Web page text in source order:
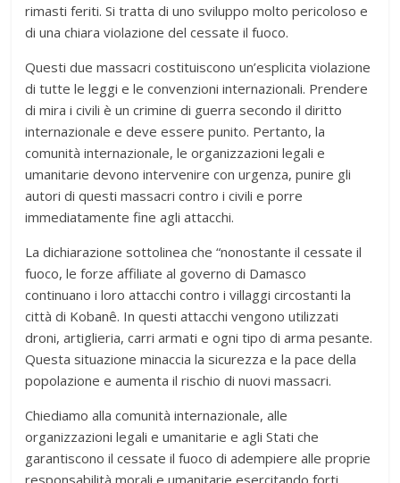
rimasti feriti. Si tratta di uno sviluppo molto pericoloso e
di una chiara violazione del cessate il fuoco.
Questi due massacri costituiscono un’esplicita violazione
di tutte le leggi e le convenzioni internazionali. Prendere
di mira i civili è un crimine di guerra secondo il diritto
internazionale e deve essere punito. Pertanto, la
comunità internazionale, le organizzazioni legali e
umanitarie devono intervenire con urgenza, punire gli
autori di questi massacri contro i civili e porre
immediatamente fine agli attacchi.
La dichiarazione sottolinea che “nonostante il cessate il
fuoco, le forze affiliate al governo di Damasco
continuano i loro attacchi contro i villaggi circostanti la
città di Kobanê. In questi attacchi vengono utilizzati
droni, artiglieria, carri armati e ogni tipo di arma pesante.
Questa situazione minaccia la sicurezza e la pace della
popolazione e aumenta il rischio di nuovi massacri.
Chiediamo alla comunità internazionale, alle
organizzazioni legali e umanitarie e agli Stati che
garantiscono il cessate il fuoco di adempiere alle proprie
responsabilità morali e umanitarie esercitando forti